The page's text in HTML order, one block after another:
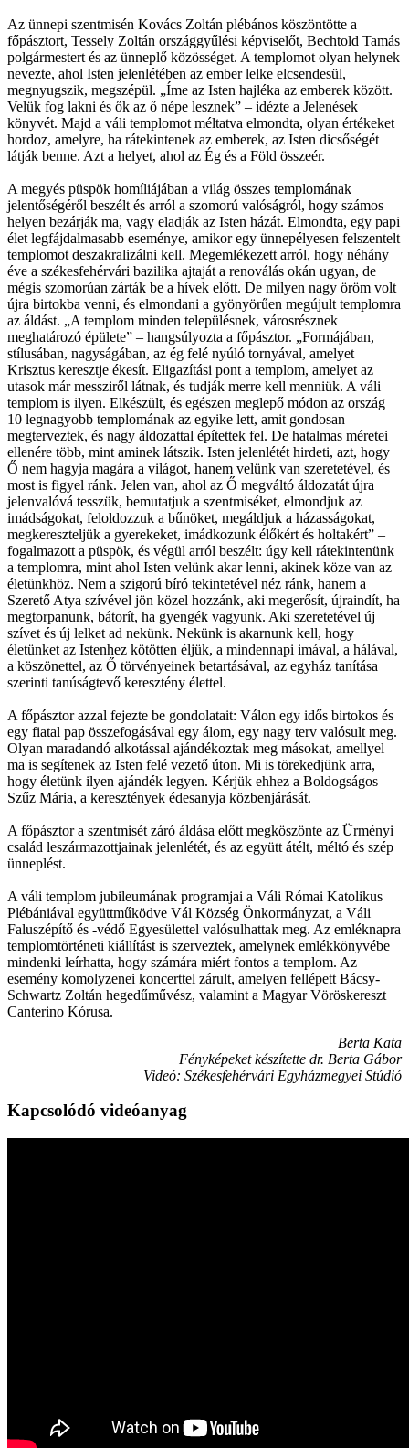
Az ünnepi szentmisén Kovács Zoltán plébános köszöntötte a
főpásztort, Tessely Zoltán országgyűlési képviselőt, Bechtold Tamás
polgármestert és az ünneplő közösséget. A templomot olyan helynek
nevezte, ahol Isten jelenlétében az ember lelke elcsendesül,
megnyugszik, megszépül. „Íme az Isten hajléka az emberek között.
Velük fog lakni és ők az ő népe lesznek” – idézte a Jelenések
könyvét. Majd a váli templomot méltatva elmondta, olyan értékeket
hordoz, amelyre, ha rátekintenek az emberek, az Isten dicsőségét
látják benne. Azt a helyet, ahol az Ég és a Föld összeér.
A megyés püspök homíliájában a világ összes templomának
jelentőségéről beszélt és arról a szomorú valóságról, hogy számos
helyen bezárják ma, vagy eladják az Isten házát. Elmondta, egy papi
élet legfájdalmasabb eseménye, amikor egy ünnepélyesen felszentelt
templomot deszakralizálni kell. Megemlékezett arról, hogy néhány
éve a székesfehérvári bazilika ajtaját a renoválás okán ugyan, de
mégis szomorúan zárták be a hívek előtt. De milyen nagy öröm volt
újra birtokba venni, és elmondani a gyönyörűen megújult templomra
az áldást. „A templom minden településnek, városrésznek
meghatározó épülete” – hangsúlyozta a főpásztor. „Formájában,
stílusában, nagyságában, az ég felé nyúló tornyával, amelyet
Krisztus keresztje ékesít. Eligazítási pont a templom, amelyet az
utasok már messziről látnak, és tudják merre kell menniük. A váli
templom is ilyen. Elkészült, és egészen meglepő módon az ország
10 legnagyobb templomának az egyike lett, amit gondosan
megterveztek, és nagy áldozattal építettek fel. De hatalmas méretei
ellenére több, mint aminek látszik. Isten jelenlétét hirdeti, azt, hogy
Ő nem hagyja magára a világot, hanem velünk van szeretetével, és
most is figyel ránk. Jelen van, ahol az Ő megváltó áldozatát újra
jelenvalóvá tesszük, bemutatjuk a szentmiséket, elmondjuk az
imádságokat, feloldozzuk a bűnöket, megáldjuk a házasságokat,
megkereszteljük a gyerekeket, imádkozunk élőkért és holtakért” –
fogalmazott a püspök, és végül arról beszélt: úgy kell rátekintenünk
a templomra, mint ahol Isten velünk akar lenni, akinek köze van az
életünkhöz. Nem a szigorú bíró tekintetével néz ránk, hanem a
Szerető Atya szívével jön közel hozzánk, aki megerősít, újraindít, ha
megtorpanunk, bátorít, ha gyengék vagyunk. Aki szeretetével új
szívet és új lelket ad nekünk. Nekünk is akarnunk kell, hogy
életünket az Istenhez kötötten éljük, a mindennapi imával, a hálával,
a köszönettel, az Ő törvényeinek betartásával, az egyház tanítása
szerinti tanúságtevő keresztény élettel.
A főpásztor azzal fejezte be gondolatait: Válon egy idős birtokos és
egy fiatal pap összefogásával egy álom, egy nagy terv valósult meg.
Olyan maradandó alkotással ajándékoztak meg másokat, amellyel
ma is segítenek az Isten felé vezető úton. Mi is törekedjünk arra,
hogy életünk ilyen ajándék legyen. Kérjük ehhez a Boldogságos
Szűz Mária, a keresztények édesanyja közbenjárását.
A főpásztor a szentmisét záró áldása előtt megköszönte az Ürményi
család leszármazottjainak jelenlétét, és az együtt átélt, méltó és szép
ünneplést.
A váli templom jubileumának programjai a Váli Római Katolikus
Plébániával együttműködve Vál Község Önkormányzat, a Váli
Faluszépítő és -védő Egyesülettel valósulhattak meg. Az emléknapra
templomtörténeti kiállítást is szerveztek, amelynek emlékkönyvébe
mindenki leírhatta, hogy számára miért fontos a templom. Az
esemény komolyzenei koncerttel zárult, amelyen fellépett Bácsy-
Schwartz Zoltán hegedűművész, valamint a Magyar Vöröskereszt
Canterino Kórusa.
Berta Kata
Fényképeket készítette dr. Berta Gábor
Videó: Székesfehérvári Egyházmegyei Stúdió
Kapcsolódó videóanyag